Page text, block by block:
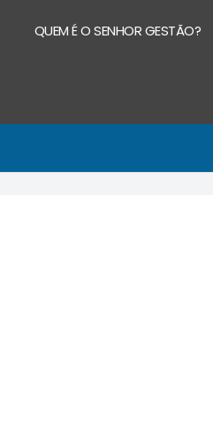
QUEM É O SENHOR GESTÃO?